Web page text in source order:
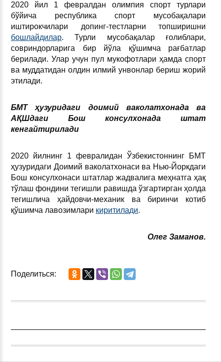
2020 йил 1 февралдан олимпия спорт турлари
бўйича республика спорт мусобақалари
иштирокчилари допинг-тестларни топширишни
бошлайдилар. Турли мусобақалар ғолиблари,
совриндорларига бир йўла қўшимча рағбатлар
берилади. Улар учун пул мукофотлари ҳамда спорт
ва муддатидан олдин илмий унвонлар бериш жорий
этилади.
БМТ ҳузуридаги доимий ваколатхонада ва
АҚШдаги Бош консулхонада штат
кенгайтирилади
2020 йилнинг 1 февралидан Ўзбекистоннинг БМТ
ҳузуридаги Доимий ваколатхонаси ва Нью-Йоркдаги
Бош консулхонаси штатлар жадвалига меҳнатга ҳақ
тўлаш фондини тегишли равишда ўзгартирган ҳолда
тегишлича ҳайдовчи-механик ва биринчи котиб
қўшимча лавозимлари киритилади.
Олег Заманов.
Поделиться: